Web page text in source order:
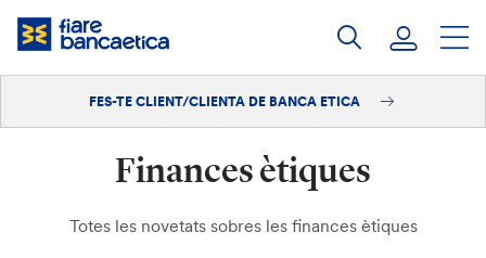
Salta
Iniciar sessió
Fes-te'n client/clienta
FES-TE CLIENT/CLIENTA DE BANCA ETICA
Finances ètiques
Totes les novetats sobres les finances ètiques